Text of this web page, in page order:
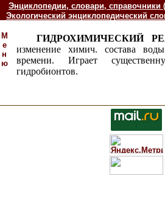
Энциклопедии, словари, справочники
Экологический энциклопедический
М
е
н
ю
ГИДРОХИМИЧЕСКИЙ
изменение химич. состава
времени. Играет
гидробионтов.